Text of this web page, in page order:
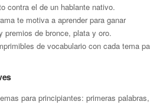
contra el de un hablante nativo.
te motiva a aprender para ganar
premios de bronce, plata y oro.
de vocabulario con cada tema
para principiantes: primeras